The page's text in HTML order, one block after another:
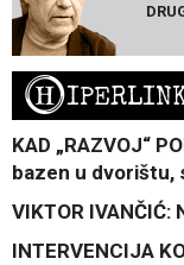
H
KAD „RAZVOJ“
bazen u dvorištu,
VIKTOR IVANČIĆ:
INTERVENCIJA